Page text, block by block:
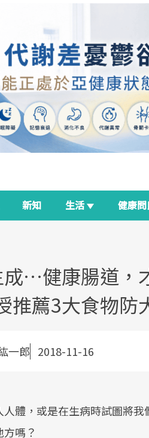
新知 生活 健康
…健康腸道，
推薦3大食物防
一郎 2018-11-16
體，或是在生病時試圖將我
嗎？
政策如「健
全面啟動你
建立對亞健